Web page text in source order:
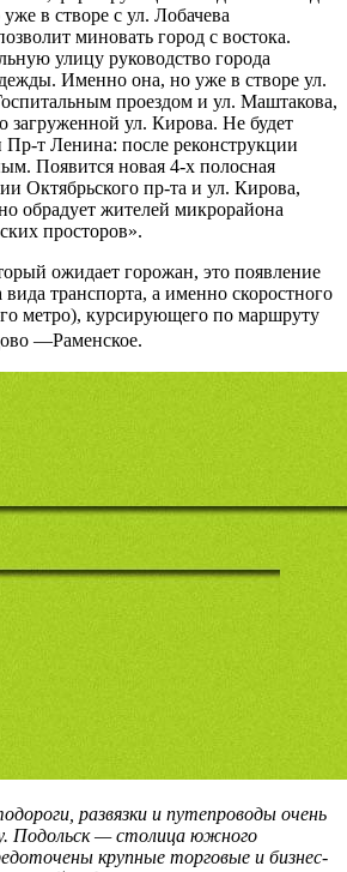
в створе с ул. Лобачева
миновать город с востока.
улицу руководство города
Именно она, но уже в створе ул.
проездом и ул. Маштакова,
загруженной ул. Кирова. Не будет
т Ленина: после реконструкции
Появится новая 4-х полосная
Октябрьского пр-та и ул. Кирова,
обрадует жителей микрорайона
просторов».
ожидает горожан, это появление
транспорта, а именно скоростного
метро), курсирующего по маршруту
—Раменское.
развязки и путепроводы очень
Подольск — столица южного
крупные торговые и бизнес-